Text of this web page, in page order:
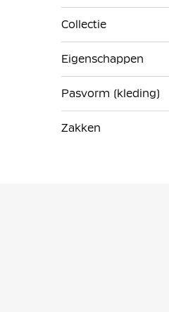
Collectie
Eigenschappen
Pasvorm (kleding)
Zakken